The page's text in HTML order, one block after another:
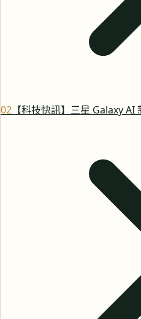
02 【科技快訊】三星 Galaxy AI